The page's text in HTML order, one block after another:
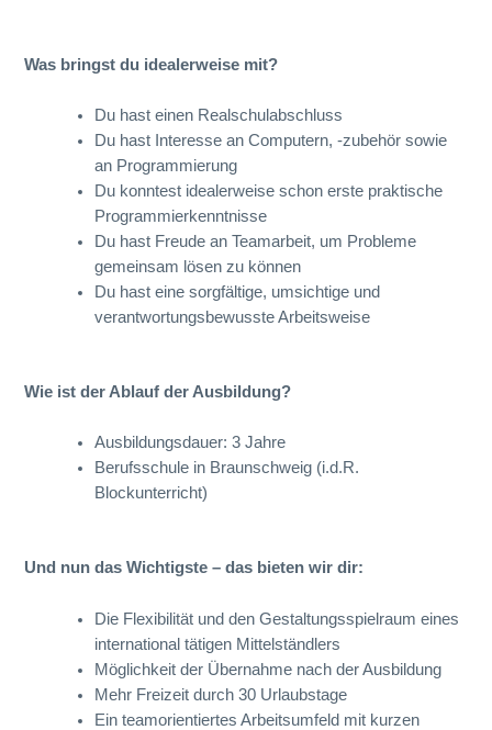
Was bringst du idealerweise mit?
Du hast einen Realschulabschluss
Du hast Interesse an Computern, -zubehör sowie
an Programmierung
Du konntest idealerweise schon erste praktische
Programmierkenntnisse
Du hast Freude an Teamarbeit, um Probleme
gemeinsam lösen zu können
Du hast eine sorgfältige, umsichtige und
verantwortungsbewusste Arbeitsweise
Wie ist der Ablauf der Ausbildung?
Ausbildungsdauer: 3 Jahre
Berufsschule in Braunschweig (i.d.R.
Blockunterricht)
Und nun das Wichtigste – das bieten wir dir:
Die Flexibilität und den Gestaltungsspielraum eines
international tätigen Mittelständlers
Möglichkeit der Übernahme nach der Ausbildung
Mehr Freizeit durch 30 Urlaubstage
Ein teamorientiertes Arbeitsumfeld mit kurzen